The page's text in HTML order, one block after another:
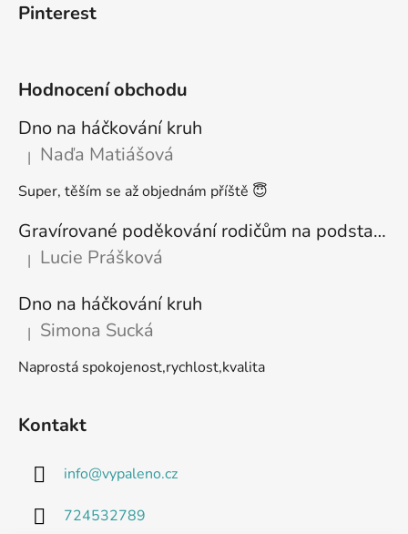
Pinterest
Hodnocení obchodu
Dno na háčkování kruh
Hodnocení produktu je 5 z 5 hvězdiček.
| Naďa Matiášová
Super, těším se až objednám příště 😇
Gravírované poděkování rodičům na podstavci
Hodnocení produktu je 5 z 5 hvězdiček.
| Lucie Prášková
Dno na háčkování kruh
Hodnocení produktu je 5 z 5 hvězdiček.
| Simona Sucká
Naprostá spokojenost,rychlost,kvalita
Kontakt
info@vypaleno.cz
724532789